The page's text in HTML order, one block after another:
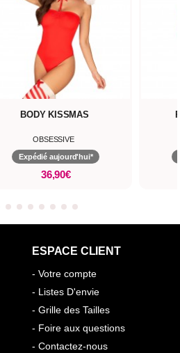
BODY KISSMAS
OBSESSIVE
Expédié aujourd'hui*
36,90€
ESPACE CLIENT
- Votre compte
- Listes D'envie
- Grille des Tailles
- Foire aux questions
- Contactez-nous